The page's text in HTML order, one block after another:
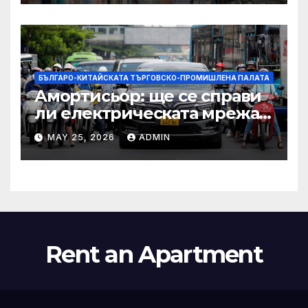
престижни университети
по целия свят
БЪЛГАРО-КИТАЙСКАТА ТЪРГОВСКО-ПРОМИШЛЕНА ПАЛАТА
Амортисьор: ще се справи
ли електрическата мрежа
на АСЕАН със задачата до
2045 г.?
MAY 25, 2026 ADMIN
Rent an Apartment